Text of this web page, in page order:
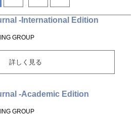
-International Edition
GROUP
詳しく見る
-Academic Edition
GROUP